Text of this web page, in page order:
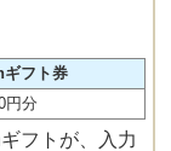
フト券
円分
フトが、入力